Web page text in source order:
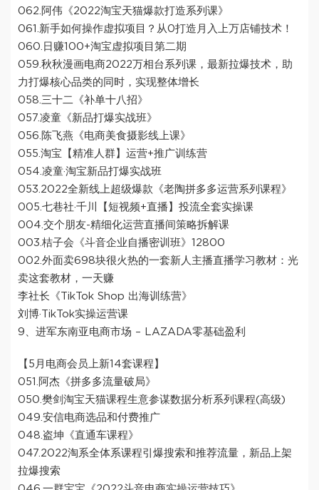
062.阿伟《2022淘宝天猫爆款打造系列课》
061.新手如何操作虚拟项目？从0打造月入上万店铺技术！
060.日赚100+淘宝虚拟项目第二期
059.秋秋漫画电商2022万相台系列课，最新拉爆技术，助
力打爆核心品类的同时，实现整体增长
058.三十二《补单十八招》
057.凌童《新品打爆实战班》
056.陈飞燕《电商美食摄影线上课》
055.淘宝【精准人群】运营+推广训练营
054.凌童·淘宝新品打爆实战班
053.2022全新线上超级爆款《老陶拼多多运营系列课程》
005.七巷社·千川【短视频+直播】投流全套实操课
004.交个朋友-精细化运营直播间策略拆解课
003.桔子会《斗音企业自播密训班》12800
002.外面卖698块很火热的一套新人主播直播学习教材：光
卖这套教材，一天赚
李社长《TikTok Shop 出海训练营》
刘博·TikTok实操运营课
9、进军东南亚电商市场 – LAZADA零基础盈利
【5月电商会员上新14套课程】
051.阿杰《拼多多流量破局》
050.樊剑淘宝天猫课程生意参谋数据分析系列课程(高级)
049.安信电商选品和付费推广
048.盗坤《直通车课程》
047.2022淘系全体系课程引爆搜索和推荐流量，新品上架
拉爆搜索